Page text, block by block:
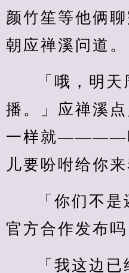
颜竹笙等他俩
朝应禅溪问道。
「哦，明
播。」应禅溪
一样就————
儿要吩咐给你来
「你们不
官方合作发布吗
「我这边